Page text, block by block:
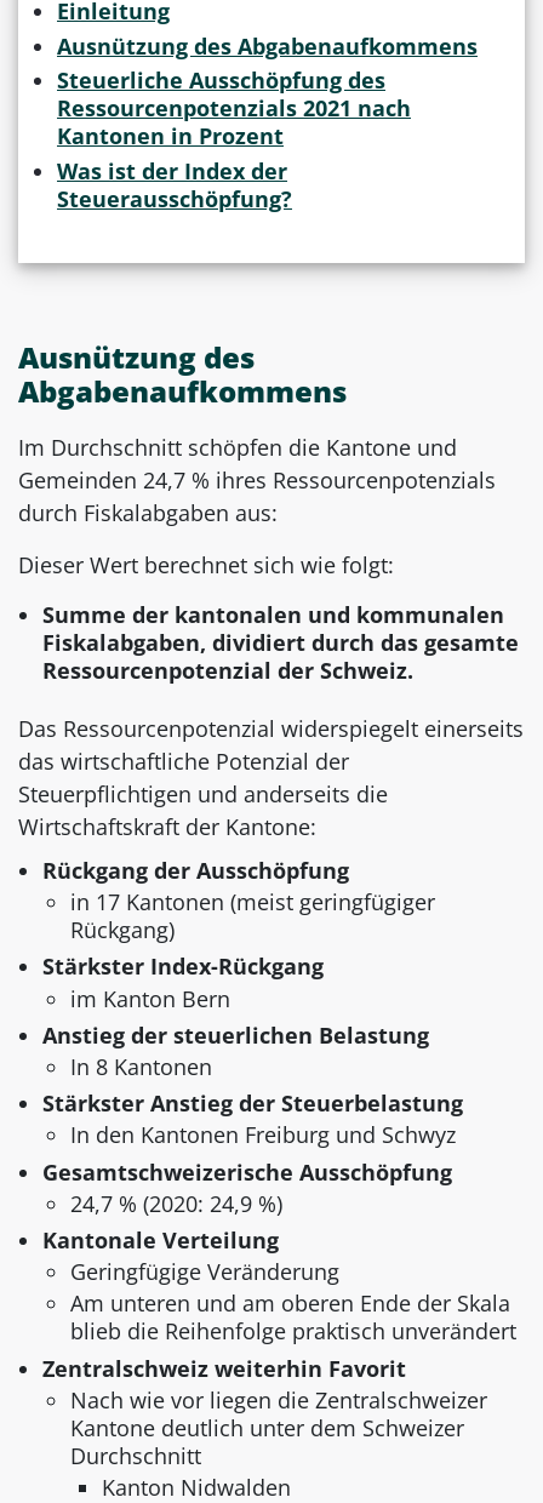
Einleitung
Ausnützung des Abgabenaufkommens
Steuerliche Ausschöpfung des
Ressourcenpotenzials 2021 nach
Kantonen in Prozent
Was ist der Index der
Steuerausschöpfung?
Ausnützung des
Abgabenaufkommens
Im Durchschnitt schöpfen die Kantone und
Gemeinden 24,7 % ihres Ressourcenpotenzials
durch Fiskalabgaben aus:
Dieser Wert berechnet sich wie folgt:
Summe der kantonalen und kommunalen
Fiskalabgaben, dividiert durch das gesamte
Ressourcenpotenzial der Schweiz.
Das Ressourcenpotenzial widerspiegelt einerseits
das wirtschaftliche Potenzial der
Steuerpflichtigen und anderseits die
Wirtschaftskraft der Kantone:
Rückgang der Ausschöpfung
in 17 Kantonen (meist geringfügiger
Rückgang)
Stärkster Index-Rückgang
im Kanton Bern
Anstieg der steuerlichen Belastung
In 8 Kantonen
Stärkster Anstieg der Steuerbelastung
In den Kantonen Freiburg und Schwyz
Gesamtschweizerische Ausschöpfung
24,7 % (2020: 24,9 %)
Kantonale Verteilung
Geringfügige Veränderung
Am unteren und am oberen Ende der Skala
blieb die Reihenfolge praktisch unverändert
Zentralschweiz weiterhin Favorit
Nach wie vor liegen die Zentralschweizer
Kantone deutlich unter dem Schweizer
Durchschnitt
Kanton Nidwalden